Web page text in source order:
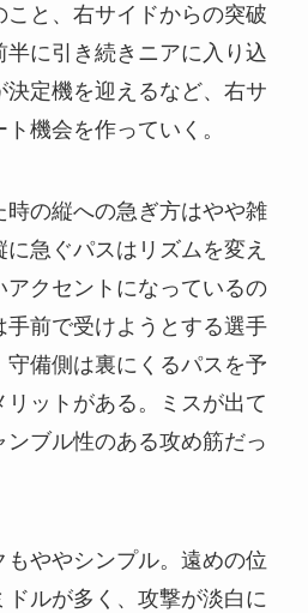
と、右サイドからの突破
に引き続きニアに入り込
決定機を迎えるなど、右サ
機会を作っていく。
の縦への急ぎ方はやや雑
急ぐパスはリズムを変え
アクセントになっているの
手前で受けようとする選手
守備側は裏にくるパスを予
ットがある。ミスが出て
ンブル性のある攻め筋だっ
ややシンプル。遠めの位
ルが多く、攻撃が淡白に